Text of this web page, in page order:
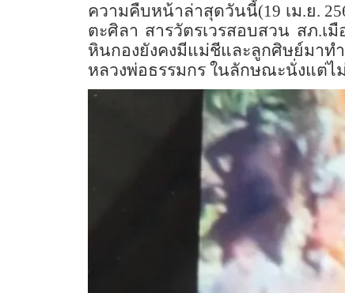
ความคืบหน้าล่าสุดวันนี้(19 เม.ย.
ตะศิลา สารวัตรเวรสอบสวน สภ.เ
หินกองยังคงมีแม่ชีและลูกศิษย์มา
หลวงพ่อธรรมกร ในลักษณะนั่งแต่ไ